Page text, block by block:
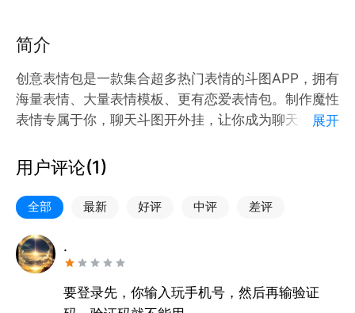
简介
创意表情包是一款集合超多热门表情的斗图APP，拥有
海量表情、大量表情模板、更有恋爱表情包。制作魔性
表情专属于你，聊天斗图开外挂，让你成为聊天牛人。
1. 聊天斗图，表情包不够用？海量表情任你选；
2. 表情包千变一律？海量模板创作，专属于你；
3. 还在为恋爱找话题？恋爱表情为你解决烦恼；
4. 定期实时更新，热门表情抢先用；
展开
用户评论(1)
全部 最新 好评 中评 差评
.
要登录先，你输入玩手机号，然后再输验证